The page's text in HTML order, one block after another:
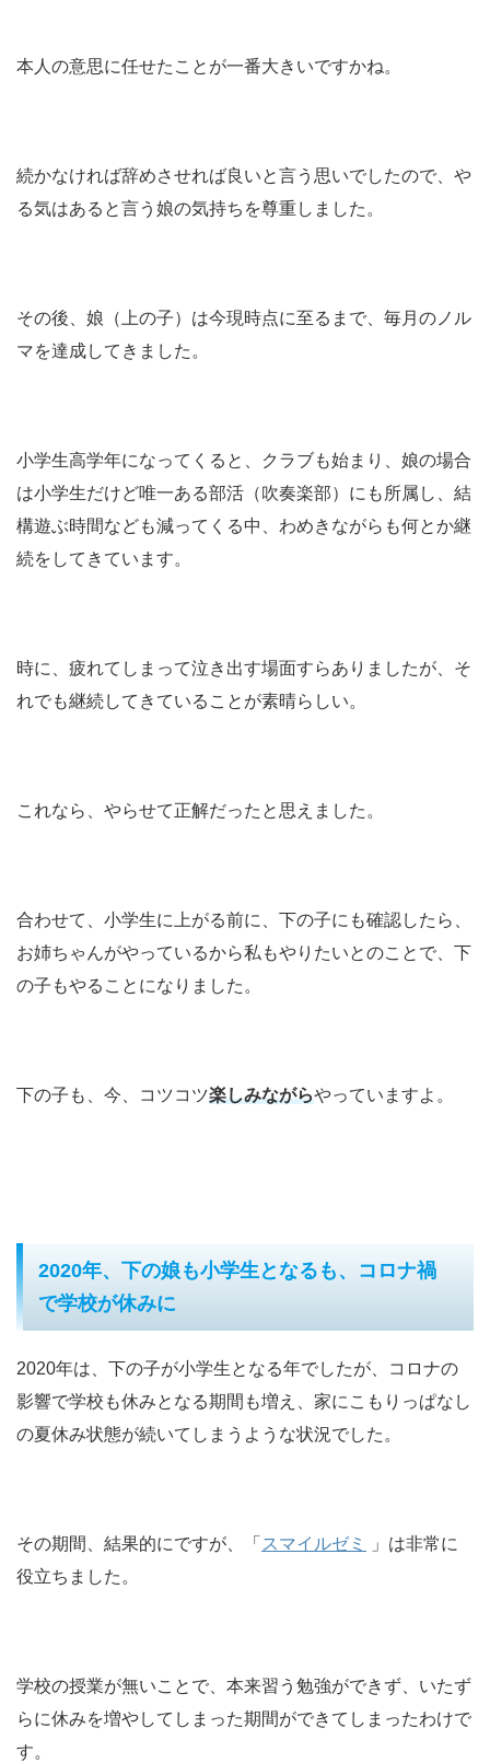
本人の意思に任せたことが一番大きいですかね。
続かなければ辞めさせれば良いと言う思いでしたので、や
る気はあると言う娘の気持ちを尊重しました。
その後、娘（上の子）は今現時点に至るまで、毎月のノル
マを達成してきました。
小学生高学年になってくると、クラブも始まり、娘の場合
は小学生だけど唯一ある部活（吹奏楽部）にも所属し、結
構遊ぶ時間なども減ってくる中、わめきながらも何とか継
続をしてきています。
時に、疲れてしまって泣き出す場面すらありましたが、そ
れでも継続してきていることが素晴らしい。
これなら、やらせて正解だったと思えました。
合わせて、小学生に上がる前に、下の子にも確認したら、
お姉ちゃんがやっているから私もやりたいとのことで、下
の子もやることになりました。
下の子も、今、コツコツ楽しみながらやっていますよ。
2020年、下の娘も小学生となるも、コロナ禍
で学校が休みに
2020年は、下の子が小学生となる年でしたが、コロナの
影響で学校も休みとなる期間も増え、家にこもりっぱなし
の夏休み状態が続いてしまうような状況でした。
その期間、結果的にですが、「 スマイルゼミ
」は非常に
役立ちました。
学校の授業が無いことで、本来習う勉強ができず、いたず
らに休みを増やしてしまった期間ができてしまったわけで
す。